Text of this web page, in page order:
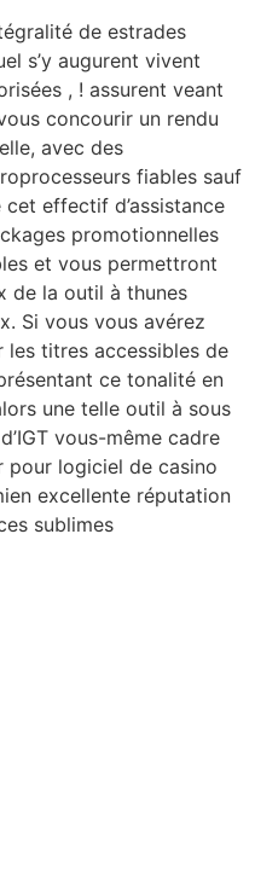
de estrades
s’y augurent vivent
, ! assurent veant
concourir un rendu
avec des
fiables sauf
cet effectif d’assistance
promotionnelles
et vous permettront
de la outil à thunes
Si vous vous avérez
titres accessibles de
ce tonalité en
une telle outil à sous
vous-même cadre
pour logiciel de casino
excellente réputation
sublimes